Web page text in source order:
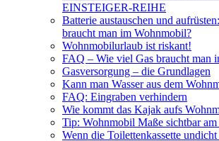
EINSTEIGER-REIHE
Batterie austauschen und
braucht man im Wohnmobil?
Wohnmobilurlaub ist riskant!
FAQ – Wie viel Gas braucht man
Gasversorgung – die Grundlagen
Kann man Wasser aus dem
FAQ: Eingraben verhindern
Wie kommt das Kajak aufs
Tip: Wohnmobil Maße sichtbar
Wenn die Toilettenkassette